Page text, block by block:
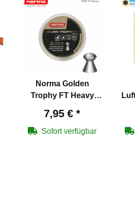
Norma Golden
Trophy FT Heavy
7,95 € *
Sofort verfügbar